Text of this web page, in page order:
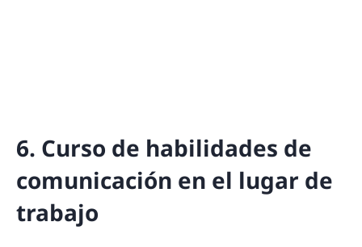
6. Curso de habilidades de
comunicación en el lugar de
trabajo